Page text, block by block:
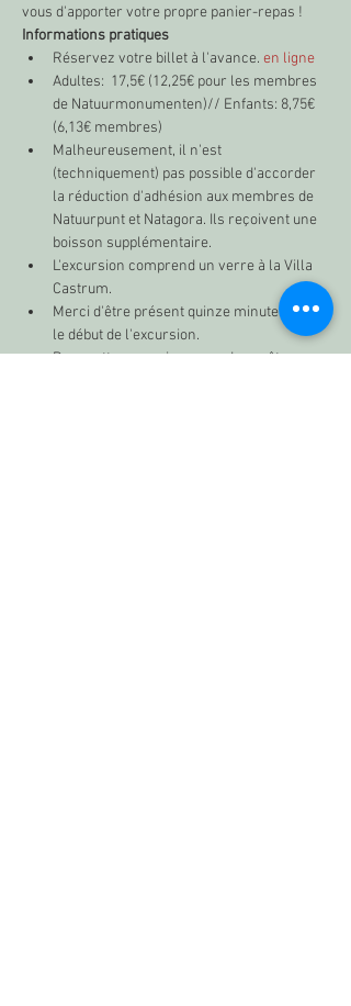
vous d'apporter votre propre panier-repas !
Informations pratiques
Réservez votre billet à l'avance. en ligne
Adultes:  17,5€ (12,25€ pour les membres
de Natuurmonumenten)// Enfants: 8,75€
(6,13€ membres)
Malheureusement, il n'est
(techniquement) pas possible d'accorder
la réduction d'adhésion aux membres de
Natuurpunt et Natagora. Ils reçoivent une
boisson supplémentaire.
L'excursion comprend un verre à la Villa
Castrum.
Merci d'être présent quinze minutes avant
le début de l'excursion.
Pour cette excursion, vous devez être